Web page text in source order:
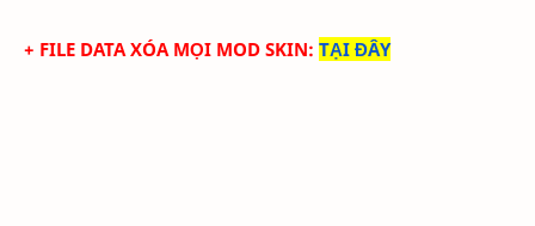
+ FILE DATA XÓA MỌI MOD SKIN: TẠI ĐÂY